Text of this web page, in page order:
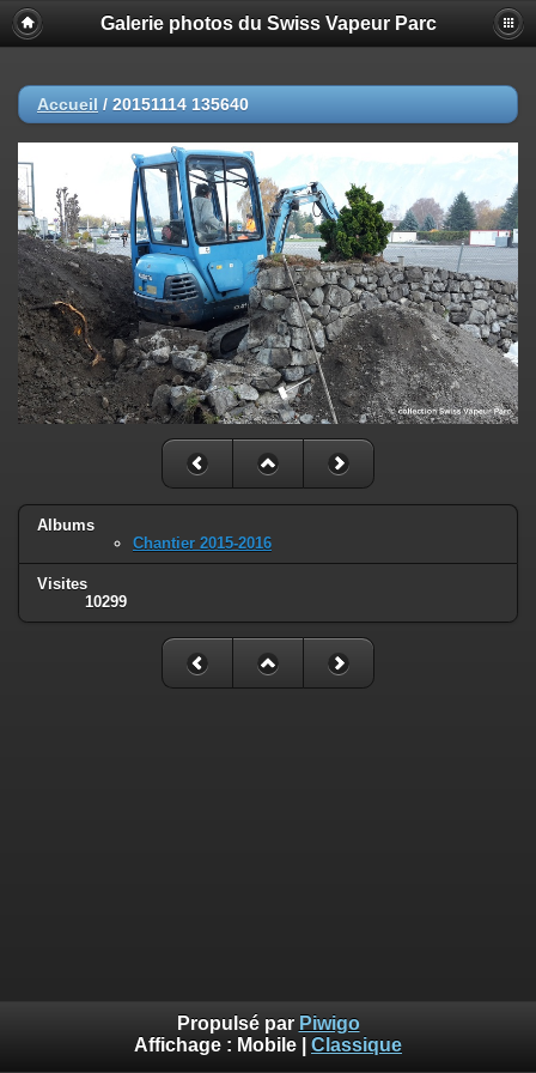
Galerie photos du Swiss Vapeur Parc
Accueil / 20151114 135640
Albums
Chantier 2015-2016
Visites
10299
Propulsé par Piwigo
Affichage : Mobile Classique